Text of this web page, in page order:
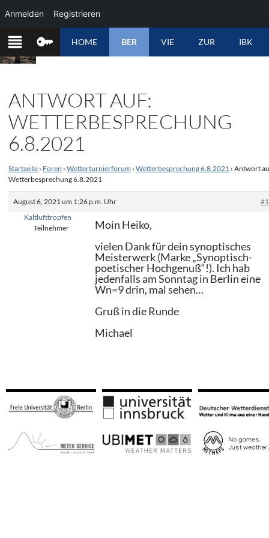
ZUM
INHALT
SPRINGEN
HOME BER VIE ZUR IBK
ANTWORT AUF:
WETTERBESPRECHUNG
6.8.2021
Startseite › Foren › Wetterturnierforum › Wetterbesprechung 6.8.2021 › Antwort
Wetterbesprechung 6.8.2021
August 6, 2021 um 1:26 p.m. Uhr
Kaltlufttropfen
Teilnehmer
Moin Heiko,
vielen Dank für dein synoptisches
Meisterwerk (Marke „Synoptisch-
poetischer Hochgenuß“!). Ich hab
jedenfalls am Sonntag in Berlin eine
Wn=9 drin, mal sehen…
Gruß in die Runde
Michael
Anmelden Registrieren